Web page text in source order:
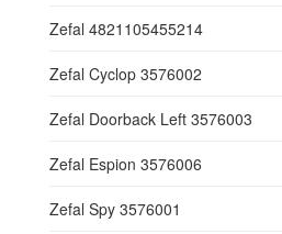
Zefal 4821105455214
Zefal Cyclop 3576002
Zefal Doorback Left 3576003
Zefal Espion 3576006
Zefal Spy 3576001